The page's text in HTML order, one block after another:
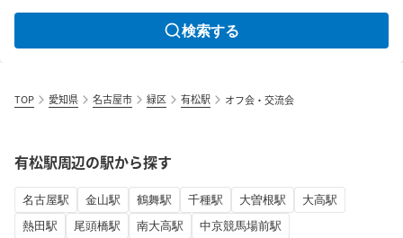
検索する
TOP 愛知県 名古屋市 緑区 有松駅 オフ会・交流会
有松駅周辺の駅から探す
名古屋駅 金山駅 鶴舞駅 千種駅 大曽根駅
大高駅
熱田駅
尾頭橋駅 南大高駅 中京競馬場前駅